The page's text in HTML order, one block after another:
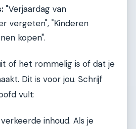
"Verjaardag van
vergeten", "Kinderen
kopen".
of het rommelig is of dat je
Dit is voor jou. Schrijf
vult:
inhoud. Als je